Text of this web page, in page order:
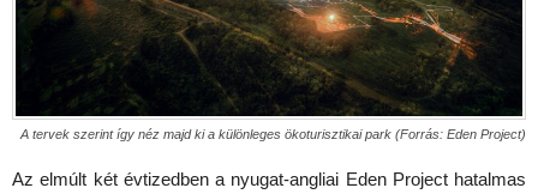
A tervek szerint így néz majd ki a különleges ökoturisztikai park (Forrás: Eden Project)
Az elmúlt két évtizedben a nyugat-angliai Eden Project hatalmas